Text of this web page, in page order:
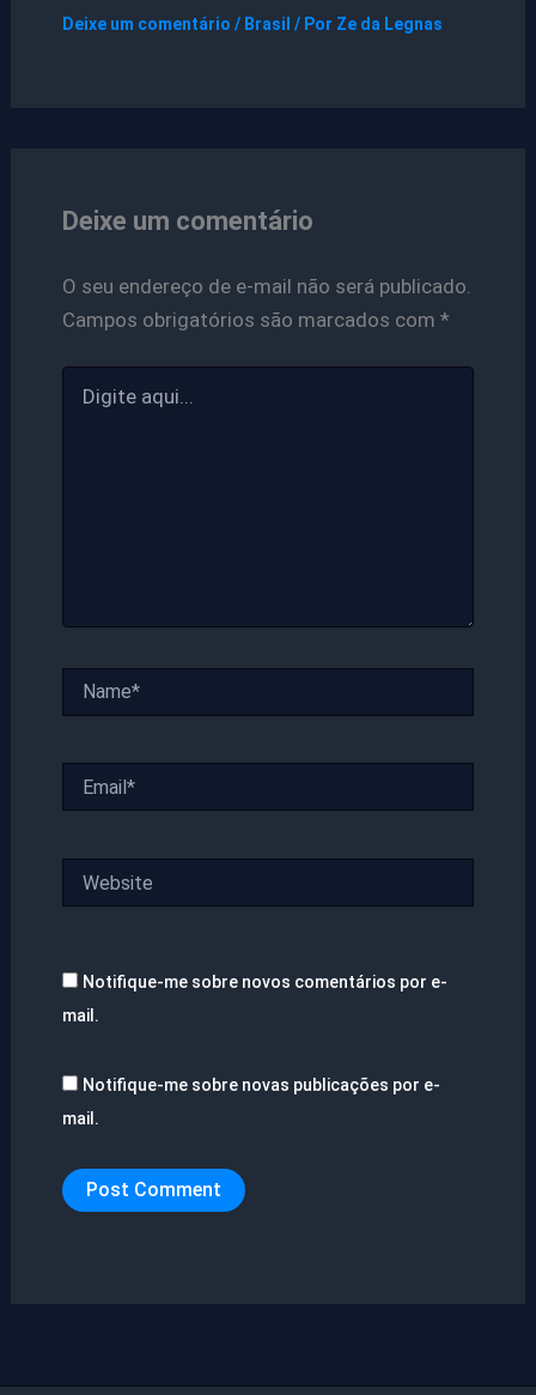
Deixe um comentário / Brasil / Por Ze da Legnas
Deixe um comentário
O seu endereço de e-mail não será publicado.
Campos obrigatórios são marcados com *
aqui...
Notifique-me sobre novos comentários por e-
mail.
Notifique-me sobre novas publicações por e-
mail.